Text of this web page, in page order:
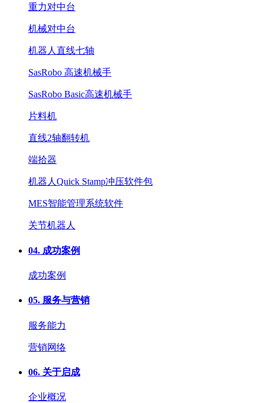
重力对中台
机械对中台
机器人直线七轴
SasRobo 高速机械手
SasRobo Basic高速机械手
片料机
直线2轴翻转机
端拾器
机器人Quick Stamp冲压软件包
MES智能管理系统软件
关节机器人
04. 成功案例
成功案例
05. 服务与营销
服务能力
营销网络
06. 关于启成
企业概况